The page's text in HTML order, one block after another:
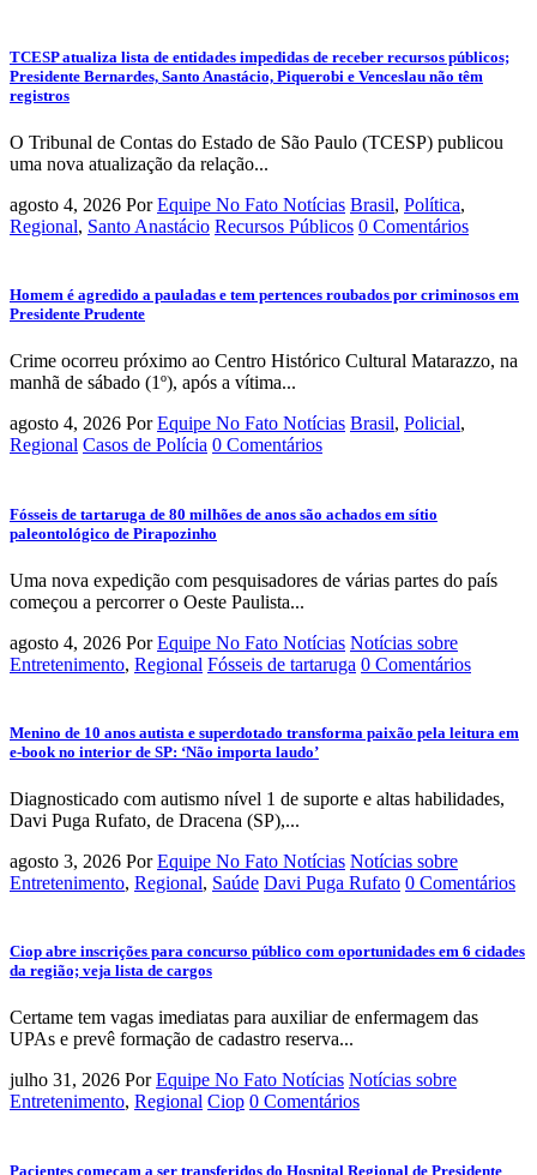
TCESP atualiza lista de entidades impedidas de receber recursos públicos;
Presidente Bernardes, Santo Anastácio, Piquerobi e Venceslau não têm
registros
O Tribunal de Contas do Estado de São Paulo (TCESP) publicou
uma nova atualização da relação...
agosto 4, 2026 Por Equipe No Fato Notícias Brasil, Política,
Regional, Santo Anastácio Recursos Públicos 0 Comentários
Homem é agredido a pauladas e tem pertences roubados por criminosos em
Presidente Prudente
Crime ocorreu próximo ao Centro Histórico Cultural Matarazzo, na
manhã de sábado (1º), após a vítima...
agosto 4, 2026 Por Equipe No Fato Notícias Brasil, Policial,
Regional Casos de Polícia 0 Comentários
Fósseis de tartaruga de 80 milhões de anos são achados em sítio
paleontológico de Pirapozinho
Uma nova expedição com pesquisadores de várias partes do país
começou a percorrer o Oeste Paulista...
agosto 4, 2026 Por Equipe No Fato Notícias Notícias sobre
Entretenimento, Regional Fósseis de tartaruga 0 Comentários
Menino de 10 anos autista e superdotado transforma paixão pela leitura em
e-book no interior de SP: ‘Não importa laudo’
Diagnosticado com autismo nível 1 de suporte e altas habilidades,
Davi Puga Rufato, de Dracena (SP),...
agosto 3, 2026 Por Equipe No Fato Notícias Notícias sobre
Entretenimento, Regional, Saúde Davi Puga Rufato 0 Comentários
Ciop abre inscrições para concurso público com oportunidades em 6 cidades
da região; veja lista de cargos
Certame tem vagas imediatas para auxiliar de enfermagem das
UPAs e prevê formação de cadastro reserva...
julho 31, 2026 Por Equipe No Fato Notícias Notícias sobre
Entretenimento, Regional Ciop 0 Comentários
Pacientes começam a ser transferidos do Hospital Regional de Presidente